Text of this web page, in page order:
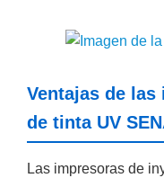
Ventajas de
de tinta UV
Las impresoras de